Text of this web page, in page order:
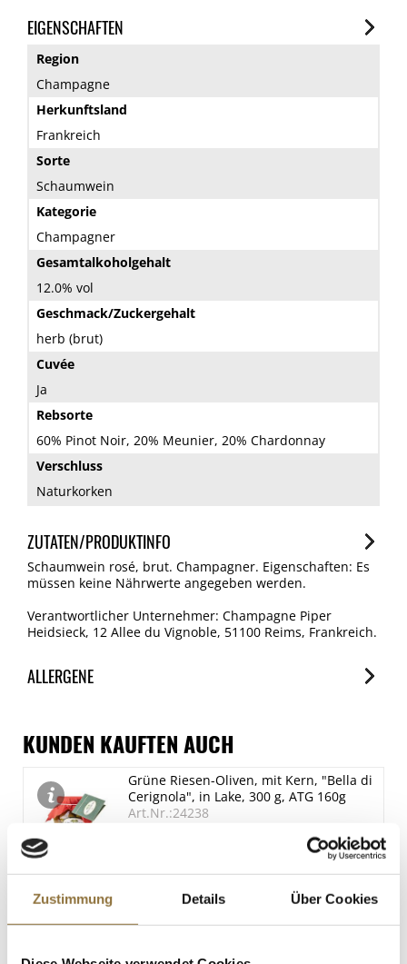
Zustimmung Details Über Cookies
EIGENSCHAFTEN
Region
Champagne
Herkunftsland
Frankreich
Sorte
Schaumwein
Kategorie
Champagner
Gesamtalkoholgehalt
12.0% vol
Geschmack/Zuckergehalt
herb (brut)
Cuvée
Ja
Rebsorte
60% Pinot Noir, 20% Meunier, 20% Chardonnay
Verschluss
Naturkorken
ZUTATEN/PRODUKTINFO
Schaumwein rosé, brut. Champagner. Eigenschaften: Es
müssen keine Nährwerte angegeben werden.
Verantwortlicher Unternehmer: Champagne Piper
Heidsieck, 12 Allee du Vignoble, 51100 Reims, Frankreich.
ALLERGENE
Spuren / Enthalten
SO2/Sulfite
Enthalten
KUNDEN KAUFTEN AUCH
LEBENSMITTELKENNZEICHNUNGEN
Grüne Riesen-Oliven, mit Kern, "Bella di
Cerignola", in Lake, 300 g, ATG 160g
Art.Nr.:24238